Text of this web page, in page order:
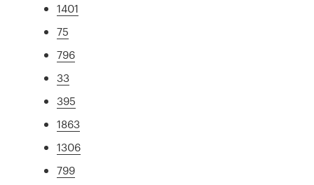
1401
75
796
33
395
1863
1306
799